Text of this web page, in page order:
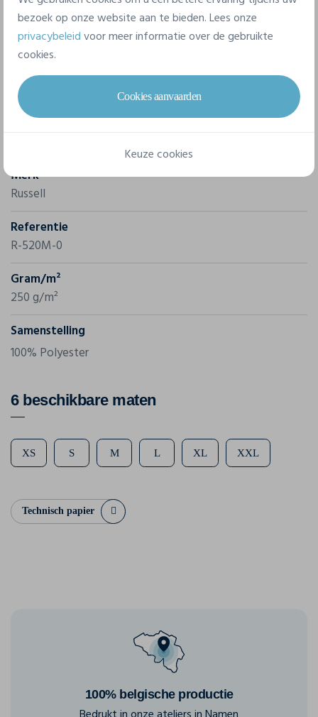
Eigenschappen
Merk
Russell
Referentie
R-520M-0
Gram/m²
250 g/m²
Samenstelling
100% Polyester
6 beschikbare maten
XS S M L XL XXL
Technisch papier
100% belgische productie
bezoek op onze website aan te bieden. Lees onze
privacybeleidvoor meer informatie over de gebruikte
cookies.
Cookies aanvaarden
Keuze cookies